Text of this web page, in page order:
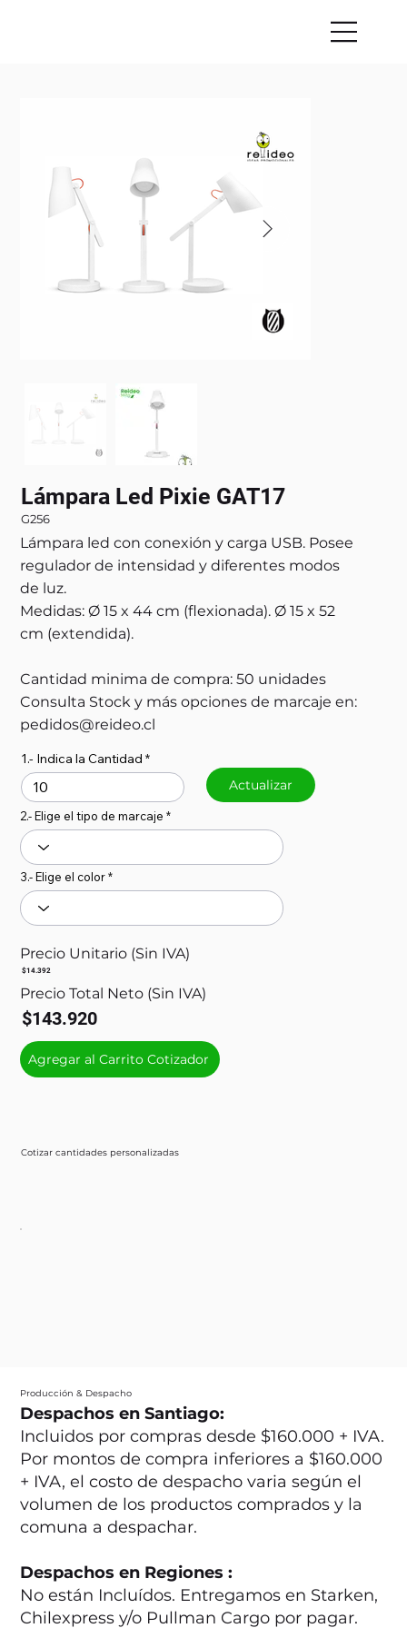
Lámpara Led Pixie GAT17
G256
Lámpara led con conexión y carga USB. Posee
regulador de intensidad y diferentes modos
de luz.
Medidas: Ø 15 x 44 cm (flexionada). Ø 15 x 52
cm (extendida).
Cantidad minima de compra: 50 unidades
Consulta Stock y más opciones de marcaje en:
pedidos@reideo.cl
Cotizar cantidades personalizadas
1.- Indica la Cantidad
Actualizar
2.- Elige el tipo de marcaje
3.- Elige el color
Precio Unitario (Sin IVA)
$14.392
Precio Total Neto (Sin IVA)
$143.920
Agregar al Carrito Cotizador
Producción & Despacho
Despachos en Santiago:
Incluidos por compras desde $160.000 + IVA.
Por montos de compra inferiores a $160.000
+ IVA, el costo de despacho varia según el
volumen de los productos comprados y la
comuna a despachar.
Despachos en Regiones :
No están Incluídos. Entregamos en Starken,
Chilexpress y/o Pullman Cargo por pagar.